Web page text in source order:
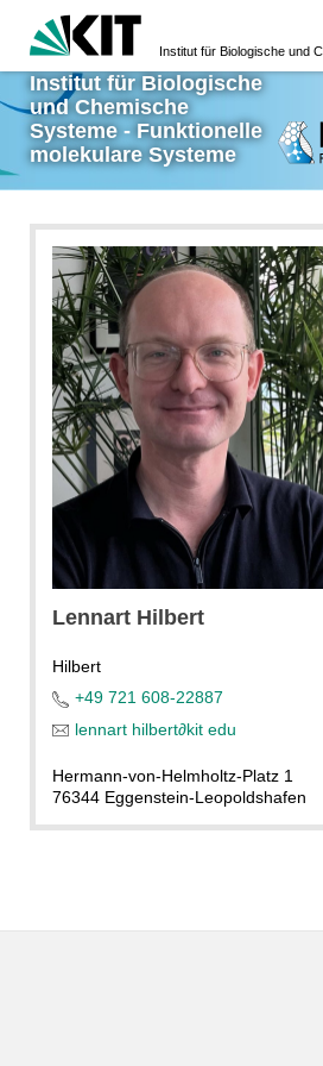
Institut für Biologische
und Chemische
Systeme - Funktionelle
molekulare Systeme
Lennart Hilbert
Hilbert
+49 721 608-22887
lennart hilbert∂kit edu
Hermann-von-Helmholtz-Platz 1
76344 Eggenstein-Leopoldshafen